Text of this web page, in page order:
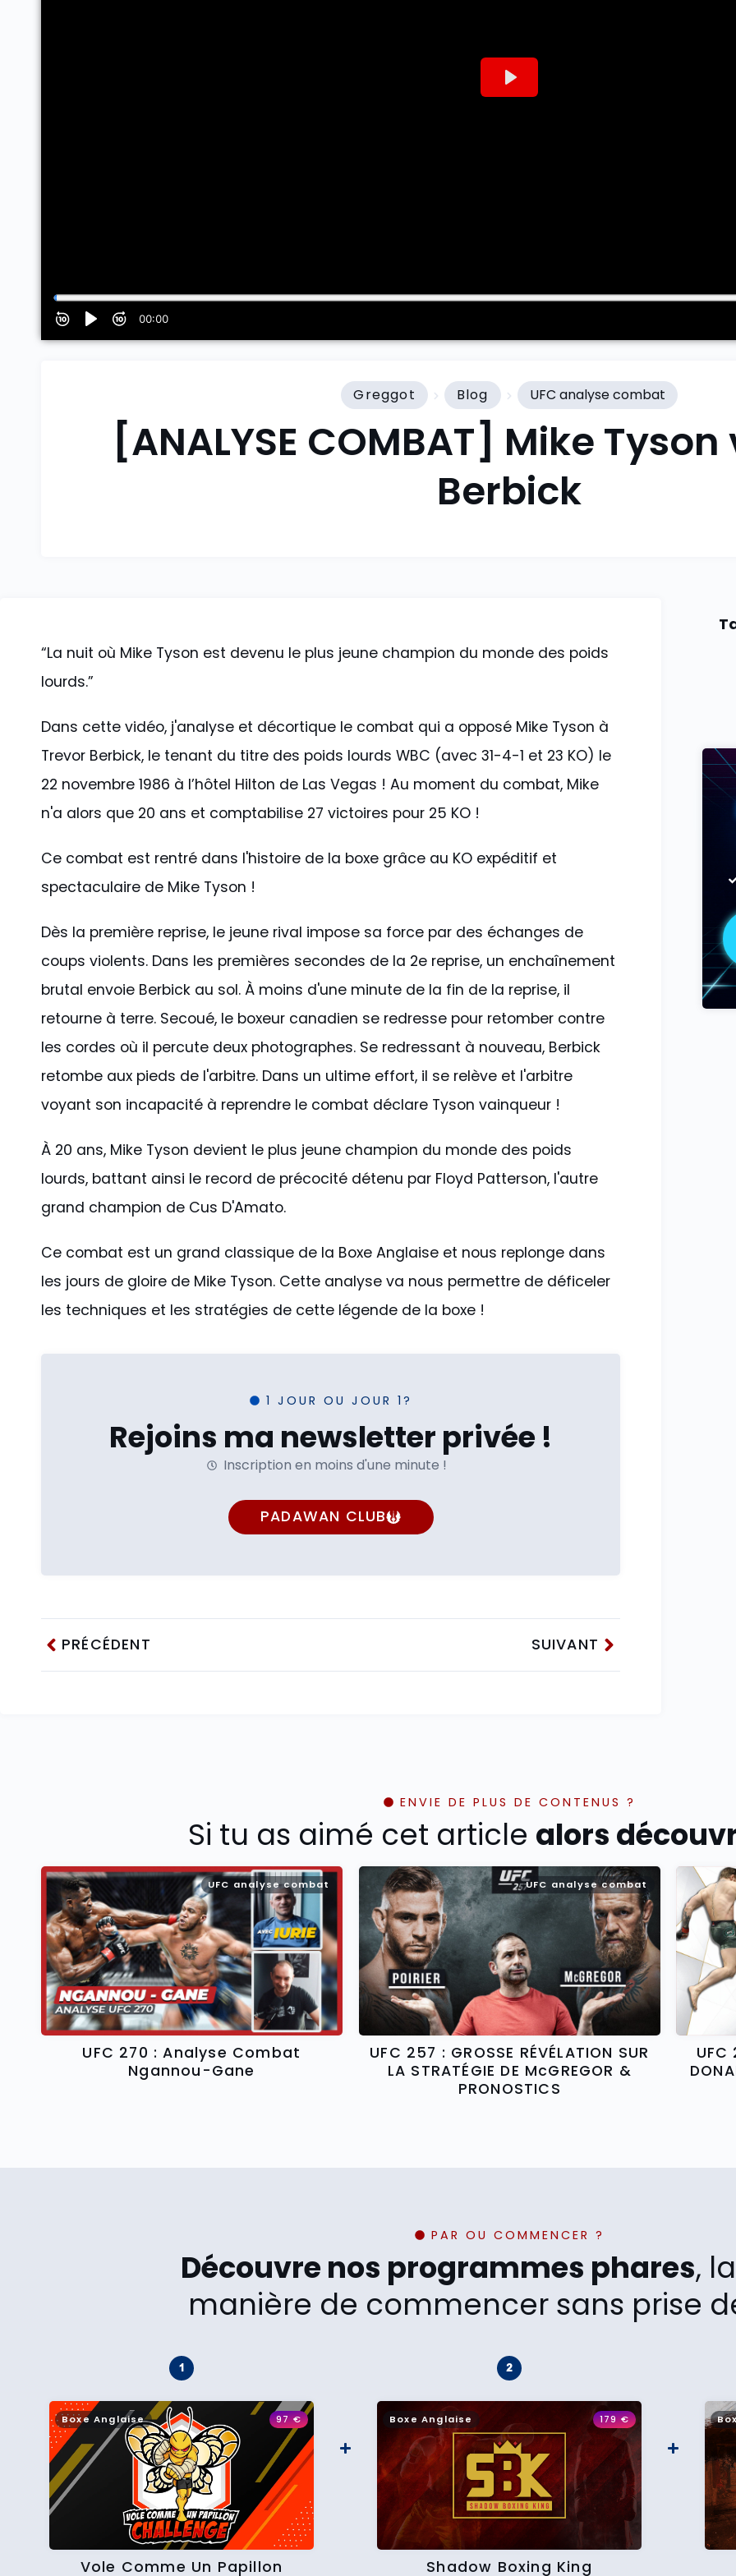
Greggot Blog UFC analyse combat
[ANALYSE COMBAT] Mike
Berbick
“La nuit où Mike Tyson est devenu le plus jeune champion du monde des poids
lourds.”
Dans cette vidéo, j'analyse et décortique le combat qui a opposé Mike Tyson à
Trevor Berbick, le tenant du titre des poids lourds WBC (avec 31-4-1 et 23 KO) le
22 novembre 1986 à l’hôtel Hilton de Las Vegas ! Au moment du combat, Mike
n'a alors que 20 ans et comptabilise 27 victoires pour 25 KO !
Ce combat est rentré dans l'histoire de la boxe grâce au KO expéditif et
spectaculaire de Mike Tyson !
Dès la première reprise, le jeune rival impose sa force par des échanges de
coups violents. Dans les premières secondes de la 2e reprise, un enchaînement
brutal envoie Berbick au sol. À moins d'une minute de la fin de la reprise, il
retourne à terre. Secoué, le boxeur canadien se redresse pour retomber contre
les cordes où il percute deux photographes. Se redressant à nouveau, Berbick
retombe aux pieds de l'arbitre. Dans un ultime effort, il se relève et l'arbitre
voyant son incapacité à reprendre le combat déclare Tyson vainqueur !
À 20 ans, Mike Tyson devient le plus jeune champion du monde des poids
lourds, battant ainsi le record de précocité détenu par Floyd Patterson, l'autre
grand champion de Cus D'Amato.
Ce combat est un grand classique de la Boxe Anglaise et nous replonge dans
les jours de gloire de Mike Tyson. Cette analyse va nous permettre de déficeler
les techniques et les stratégies de cette légende de la boxe !
1 JOUR OU JOUR 1?
Rejoins ma newsletter privée !
Inscription en moins d'une minute !
PADAWAN CLUB
PRÉCÉDENT SUIVANT
ENVIE DE PLUS DE CONTENUS ?
Si tu as aimé cet article alors
UFC analyse combat
UFC 270 : Analyse Combat
Ngannou-Gane
UFC analyse combat
UFC 257 : GROSSE RÉVÉLATION SUR
LA STRATÉGIE DE McGREGOR &
PRONOSTICS
UFC
PAR OU COMMENCER ?
Découvre nos programmes phares,
manière de commencer sans prise
Boxe Anglaise 97€
Vole Comme Un Papillon
Boxe Anglaise 179€
Shadow Boxing King